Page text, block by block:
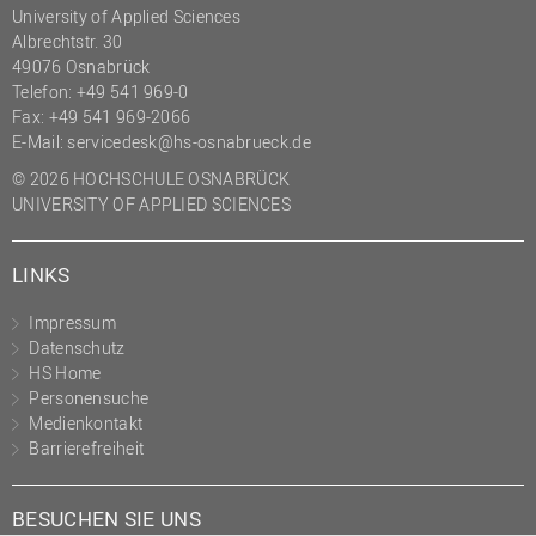
(PMO)
Prozessmanagement
Recht
Science to Business GmbH
Studierendensekretariat
Innovationsmanagement
University of Applied Sciences
Albrechtstr. 30
49076 Osnabrück
Telefon: +49 541 969-0
Fax: +49 541 969-2066
E-Mail: servicedesk@hs-osnabrueck.de
© 2026 HOCHSCHULE OSNABRÜCK
UNIVERSITY OF APPLIED SCIENCES
LINKS
Impressum
Datenschutz
HS Home
Personensuche
Medienkontakt
Barrierefreiheit
BESUCHEN SIE UNS